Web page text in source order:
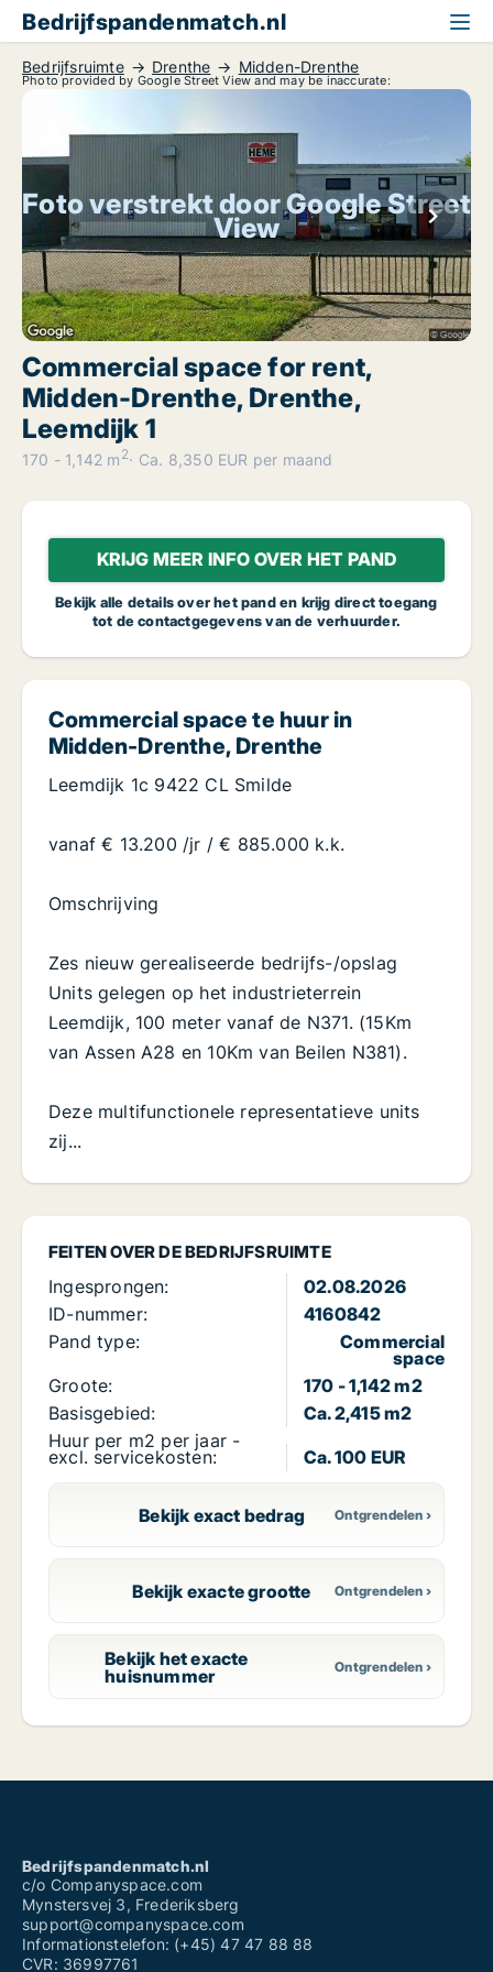
Bedrijfspandenmatch.nl
Bedrijfsruimte Drenthe Midden-Drenthe
Photo provided by Google Street View and may be inaccurate:
Foto verstrekt door Google Street
View
Commercial space for rent,
Midden-Drenthe, Drenthe,
Leemdijk 1
170 - 1,142 m 2 Ca. 8,350 EUR per maand
KRIJG MEER INFO OVER HET PAND
Bekijk alle details over het pand en krijg direct toegang
tot de contactgegevens van de verhuurder.
FEITEN OVER DE BEDRIJFSRUIMTE
Ingesprongen:
02.08.2026
ID-nummer:
4160842
Pand type:
Commercial
space
Groote:
170 - 1,142 m2
Basisgebied:
Ca. 2,415 m2
Huur per m2 per jaar -
excl. servicekosten: Ca. 100 EUR
Bekijk exact bedrag
Bekijk exacte grootte
Bekijk het exacte
huisnummer
Commercial space te huur in
Midden-Drenthe, Drenthe
Leemdijk 1c 9422 CL Smilde
vanaf € 13.200 /jr / € 885.000 k.k.
Omschrijving
Zes nieuw gerealiseerde bedrijfs-/opslag
Units gelegen op het industrieterrein
Leemdijk, 100 meter vanaf de N371. (15Km
van Assen A28 en 10Km van Beilen N381).
Deze multifunctionele representatieve units
zij...
Bedrijfspandenmatch.nl
c/o Companyspace.com
Mynstersvej 3, Frederiksberg
support@companyspace.com
Informationstelefon: (+45) 47 47 88 88
CVR: 36997761